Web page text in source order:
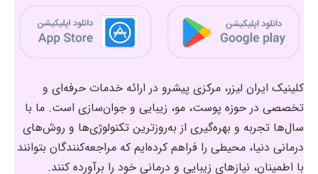
کلینیک ایران لیزر، مرکزی پیشرو در ارائه خدمات حرفه‌ای و
تخصصی در حوزه پوست، مو، زیبایی و جوان‌سازی است. ما با
سال‌ها تجربه و بهره‌گیری از به‌روزترین تکنولوژی‌ها و روش‌های
درمانی دنیا، محیطی را فراهم کرده‌ایم که مراجعه‌کنندگان بتوانند
با اطمینان، نیازهای زیبایی و درمانی خود را برآورده کنند.